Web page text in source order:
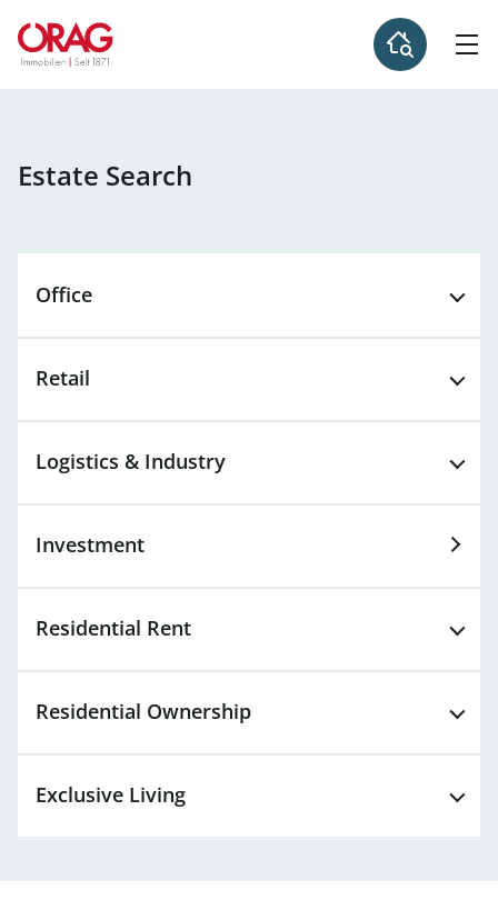
Estate Search
Office
Retail
Logistics & Industry
Investment
Residential Rent
Residential Ownership
Exclusive Living